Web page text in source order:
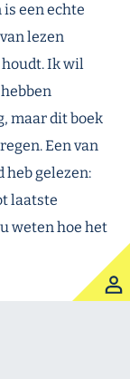
een echte
lezen
Ik wil
maar dit boek
Een van
heb gelezen:
laatste
weten hoe het